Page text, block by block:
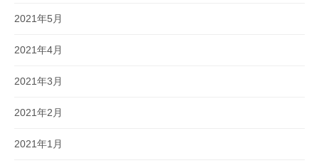
2021年5月
2021年4月
2021年3月
2021年2月
2021年1月